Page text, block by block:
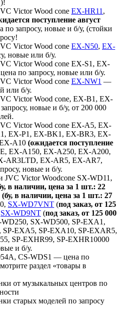
Victor Wood cone EX-HR11 ,
поступление август
по запросу, новые и б/у, (стойки
Victor Wood cone EX-N50, EX-
новые или б/у.
Victor Wood cone EX-S1, EX-
по запросу, новые или б/у.
Victor Wood cone EX-NW1 —
или б/у.
Victor Wood cone, EX-B1, EX-
новые и б/у, от 200 000
Victor Wood cone EX-A5, EX-
EX-P1, EX-BK1, EX-BR3, EX-
A10 (ожидается поступление
EX-A150, EX-A250, EX-A200,
AR3LTD, EX-AR5, EX-AR7,
новые и б/у.
JVC Victor Woodcone SX-WD11,
в наличии, цена за 1 шт.: 22
(бу, в наличии, цена за 1 шт.: 27
SX-WD7VNT (под заказ, от 125
SX-WD9NT (под заказ, от 125 000
SX-WD500, SP-EXA1,
EXA5, SP-EXA10, SP-EXAR5,
SP-EXHR99, SP-EXHR10000
и б/у.
CS-WDS1 — цена по
раздел «товары в
от музыкальных центров по
старых моделей по запросу